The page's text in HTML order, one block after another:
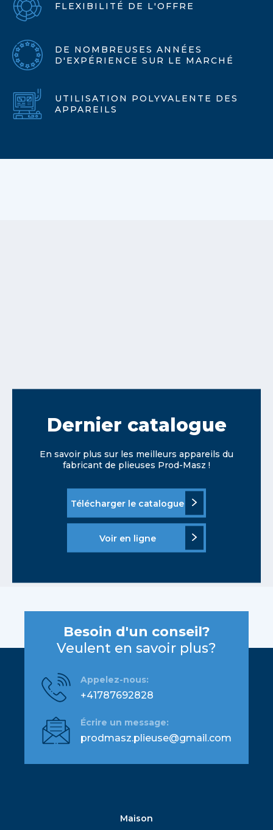
FLEXIBILITÉ DE L'OFFRE
DE NOMBREUSES ANNÉES
D'EXPÉRIENCE SUR LE MARCHÉ
UTILISATION POLYVALENTE DES
APPAREILS
Dernier catalogue
En savoir plus sur les meilleurs appareils du
fabricant de plieuses Prod-Masz !
Télécharger le catalogue
Voir en ligne
Besoin d'un conseil?
Veulent en savoir plus?
Appelez-nous:
+41787692828
Écrire un message:
prodmasz.plieuse@gmail.com
Maison